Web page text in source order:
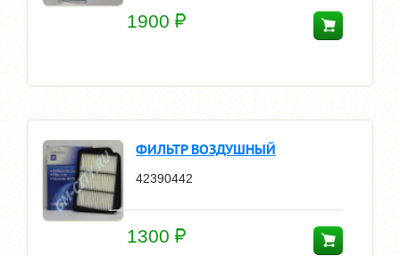
1900
ФИЛЬТР ВОЗДУШНЫЙ
42390442
1300